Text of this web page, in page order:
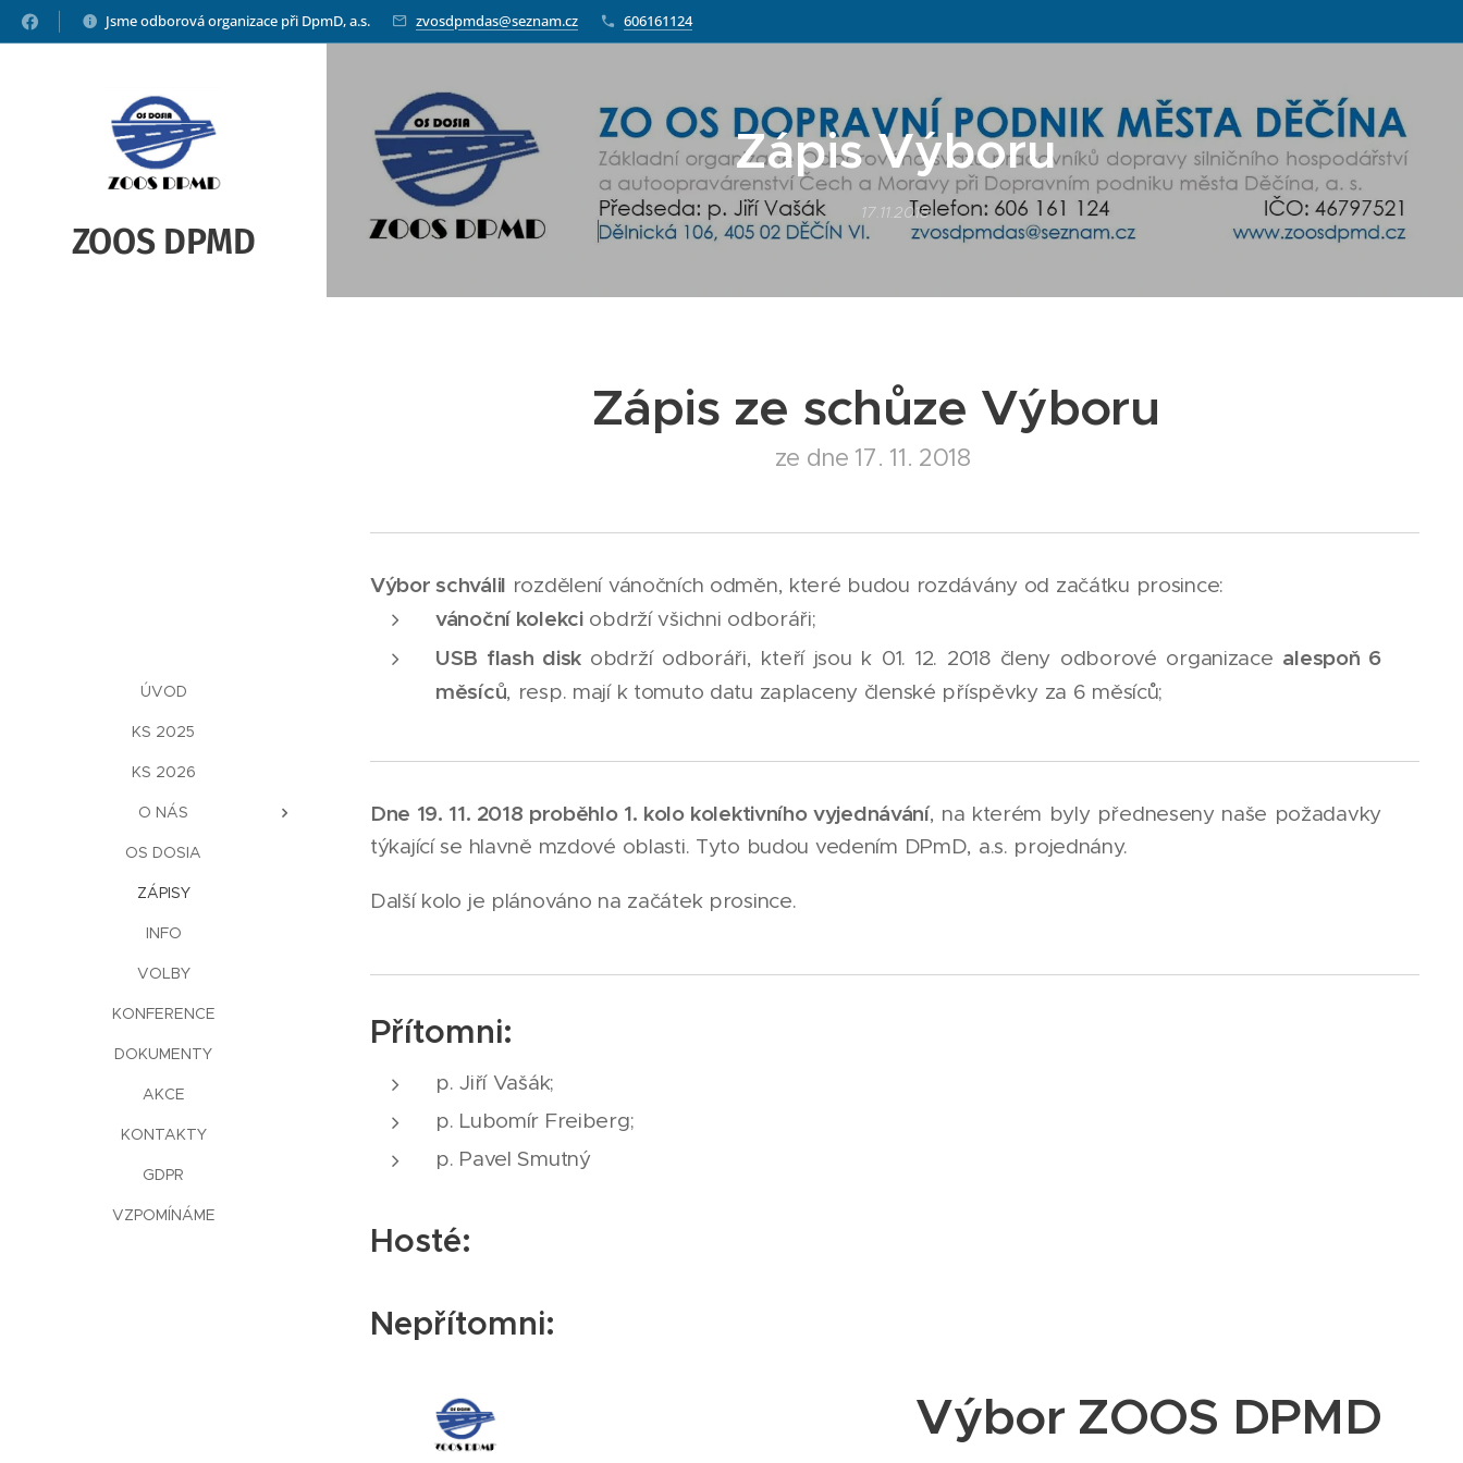
Jsme odborová organizace při DpmD, a.s. zvosdpmdas@seznam.cz 606161124
ZOOS DPMD
ÚVOD
KS 2025
KS 2026
O NÁS
OS DOSIA
ZÁPISY
INFO
VOLBY
KONFERENCE
DOKUMENTY
AKCE
KONTAKTY
GDPR
VZPOMÍNÁME
Zápis Výboru
17.11.2018
Zápis ze schůze Výboru
ze dne 17. 11. 2018
Výbor schválil rozdělení vánočních odměn, které budou rozdávány od začátku prosince:
vánoční kolekciobdrží všichni odboráři;
USB flash disk obdrží odboráři, kteří jsou k 01. 12. 2018 členy odborové organizace alespoň 6
měsíců, resp. mají k tomuto datu zaplaceny členské příspěvky za 6 měsíců;
Dne 19. 11. 2018 proběhlo 1. kolo kolektivního vyjednávání, na kterém byly předneseny naše požadavky
týkající se hlavně mzdové oblasti. Tyto budou vedením DPmD, a.s. projednány.
Další kolo je plánováno na začátek prosince.
Přítomni:
p. Jiří Vašák;
p. Lubomír Freiberg;
p. Pavel Smutný
Hosté:
Nepřítomni:
Výbor ZOOS DPMD